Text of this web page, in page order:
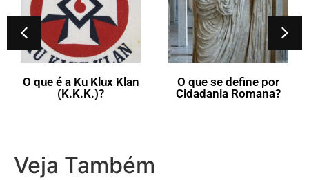
O que é a Ku Klux Klan
(K.K.K.)?
O que se define por
Cidadania Romana?
Veja Também